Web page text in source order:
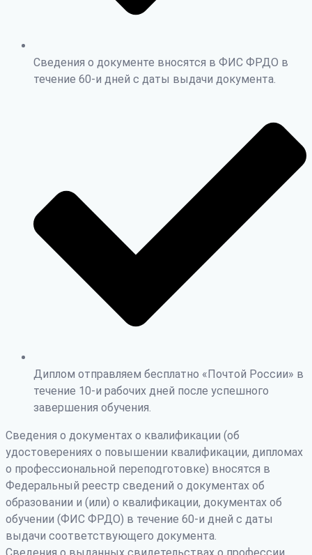
Сведения о документе вносятся в ФИС ФРДО в
течение 60-и дней с даты выдачи документа.
Диплом отправляем бесплатно «Почтой России» в
течение 10-и рабочих дней после успешного
завершения обучения.
Сведения о документах о квалификации (об
удостоверениях о повышении квалификации, дипломах
о профессиональной переподготовке) вносятся в
Федеральный реестр сведений о документах об
образовании и (или) о квалификации, документах об
обучении (ФИС ФРДО) в течение 60-и дней с даты
выдачи соответствующего документа.